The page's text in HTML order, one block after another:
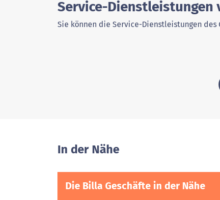
Service-
Sie können die Service-Dienstleistungen des
In der Nähe
Die Billa Geschäfte in der Nähe